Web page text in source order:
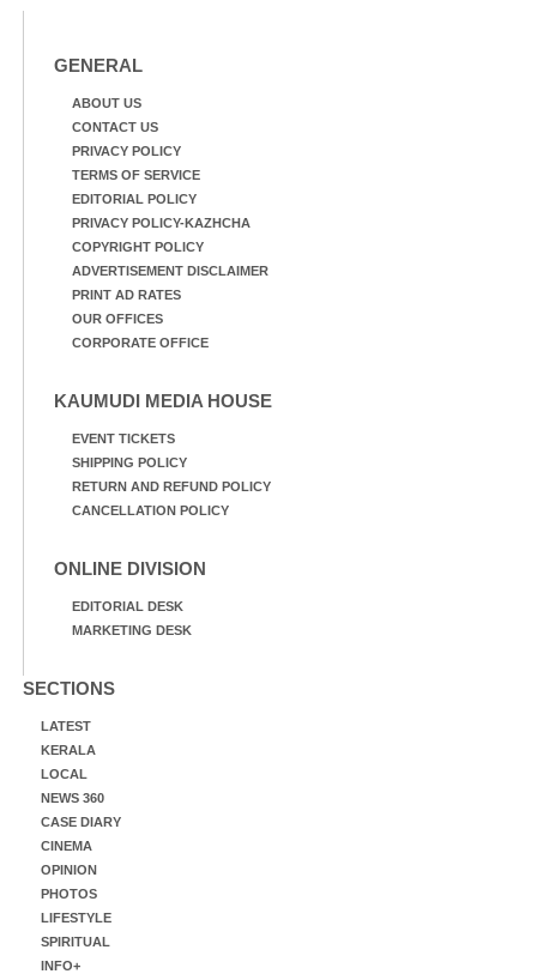
GENERAL
ABOUT US
CONTACT US
PRIVACY POLICY
TERMS OF SERVICE
EDITORIAL POLICY
PRIVACY POLICY-KAZHCHA
COPYRIGHT POLICY
ADVERTISEMENT DISCLAIMER
PRINT AD RATES
OUR OFFICES
CORPORATE OFFICE
KAUMUDI MEDIA HOUSE
EVENT TICKETS
SHIPPING POLICY
RETURN AND REFUND POLICY
CANCELLATION POLICY
ONLINE DIVISION
EDITORIAL DESK
MARKETING DESK
SECTIONS
LATEST
KERALA
LOCAL
NEWS 360
CASE DIARY
CINEMA
OPINION
PHOTOS
LIFESTYLE
SPIRITUAL
INFO+